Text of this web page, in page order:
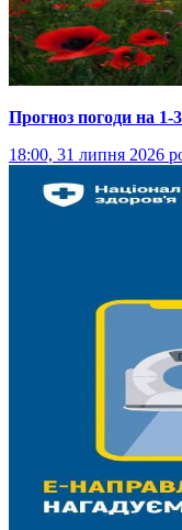
Прогноз погоди на 1-
18:00, 31 липня 2026